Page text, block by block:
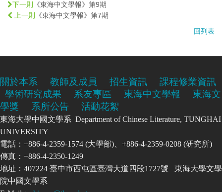
下一則 《東海中文學報》第9期
上一則
《東海中文學報》第7期
回列表
關於本系 教師及成員 招生資訊
課程修業資訊
學術研究成果
系友專區 東海中文學報
東海文
學獎
系所公告 活動花絮
東海大學中國文學系 Department of Chinese Literature, TUNGHAI
UNIVERSITY
電話：+886-4-2359-1574 (大學部)、+886-4-2359-0208 (研究所)
傳真：+886-4-2350-1249
地址：407224 臺中市西屯區臺灣大道四段1727號 東海大學文學
院中國文學系